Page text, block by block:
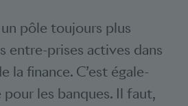
pôle toujours plus
entre-prises actives dans
la finance. C’est égale-
les banques. Il faut,